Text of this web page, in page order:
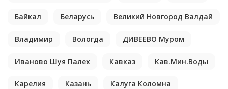
Байкал Беларусь Великий Новгород Валдай
Владимир Вологда ДИВЕЕВО Муром
Иваново Шуя Палех Кавказ Кав.Мин.Воды
Карелия Казань Калуга Коломна